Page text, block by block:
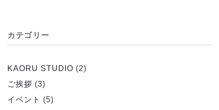
カテゴリー
KAORU STUDIO (2)
ご挨拶 (3)
イベント
(5)